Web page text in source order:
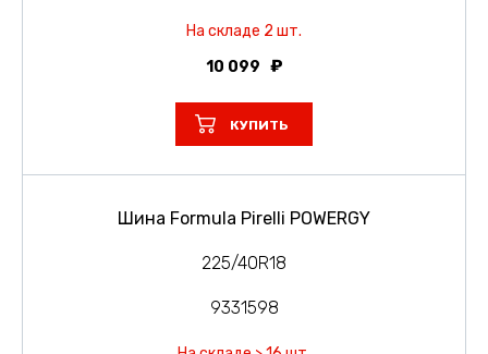
На складе 2 шт.
10 099
КУПИТЬ
Шина Formula Pirelli POWERGY
225/40R18
9331598